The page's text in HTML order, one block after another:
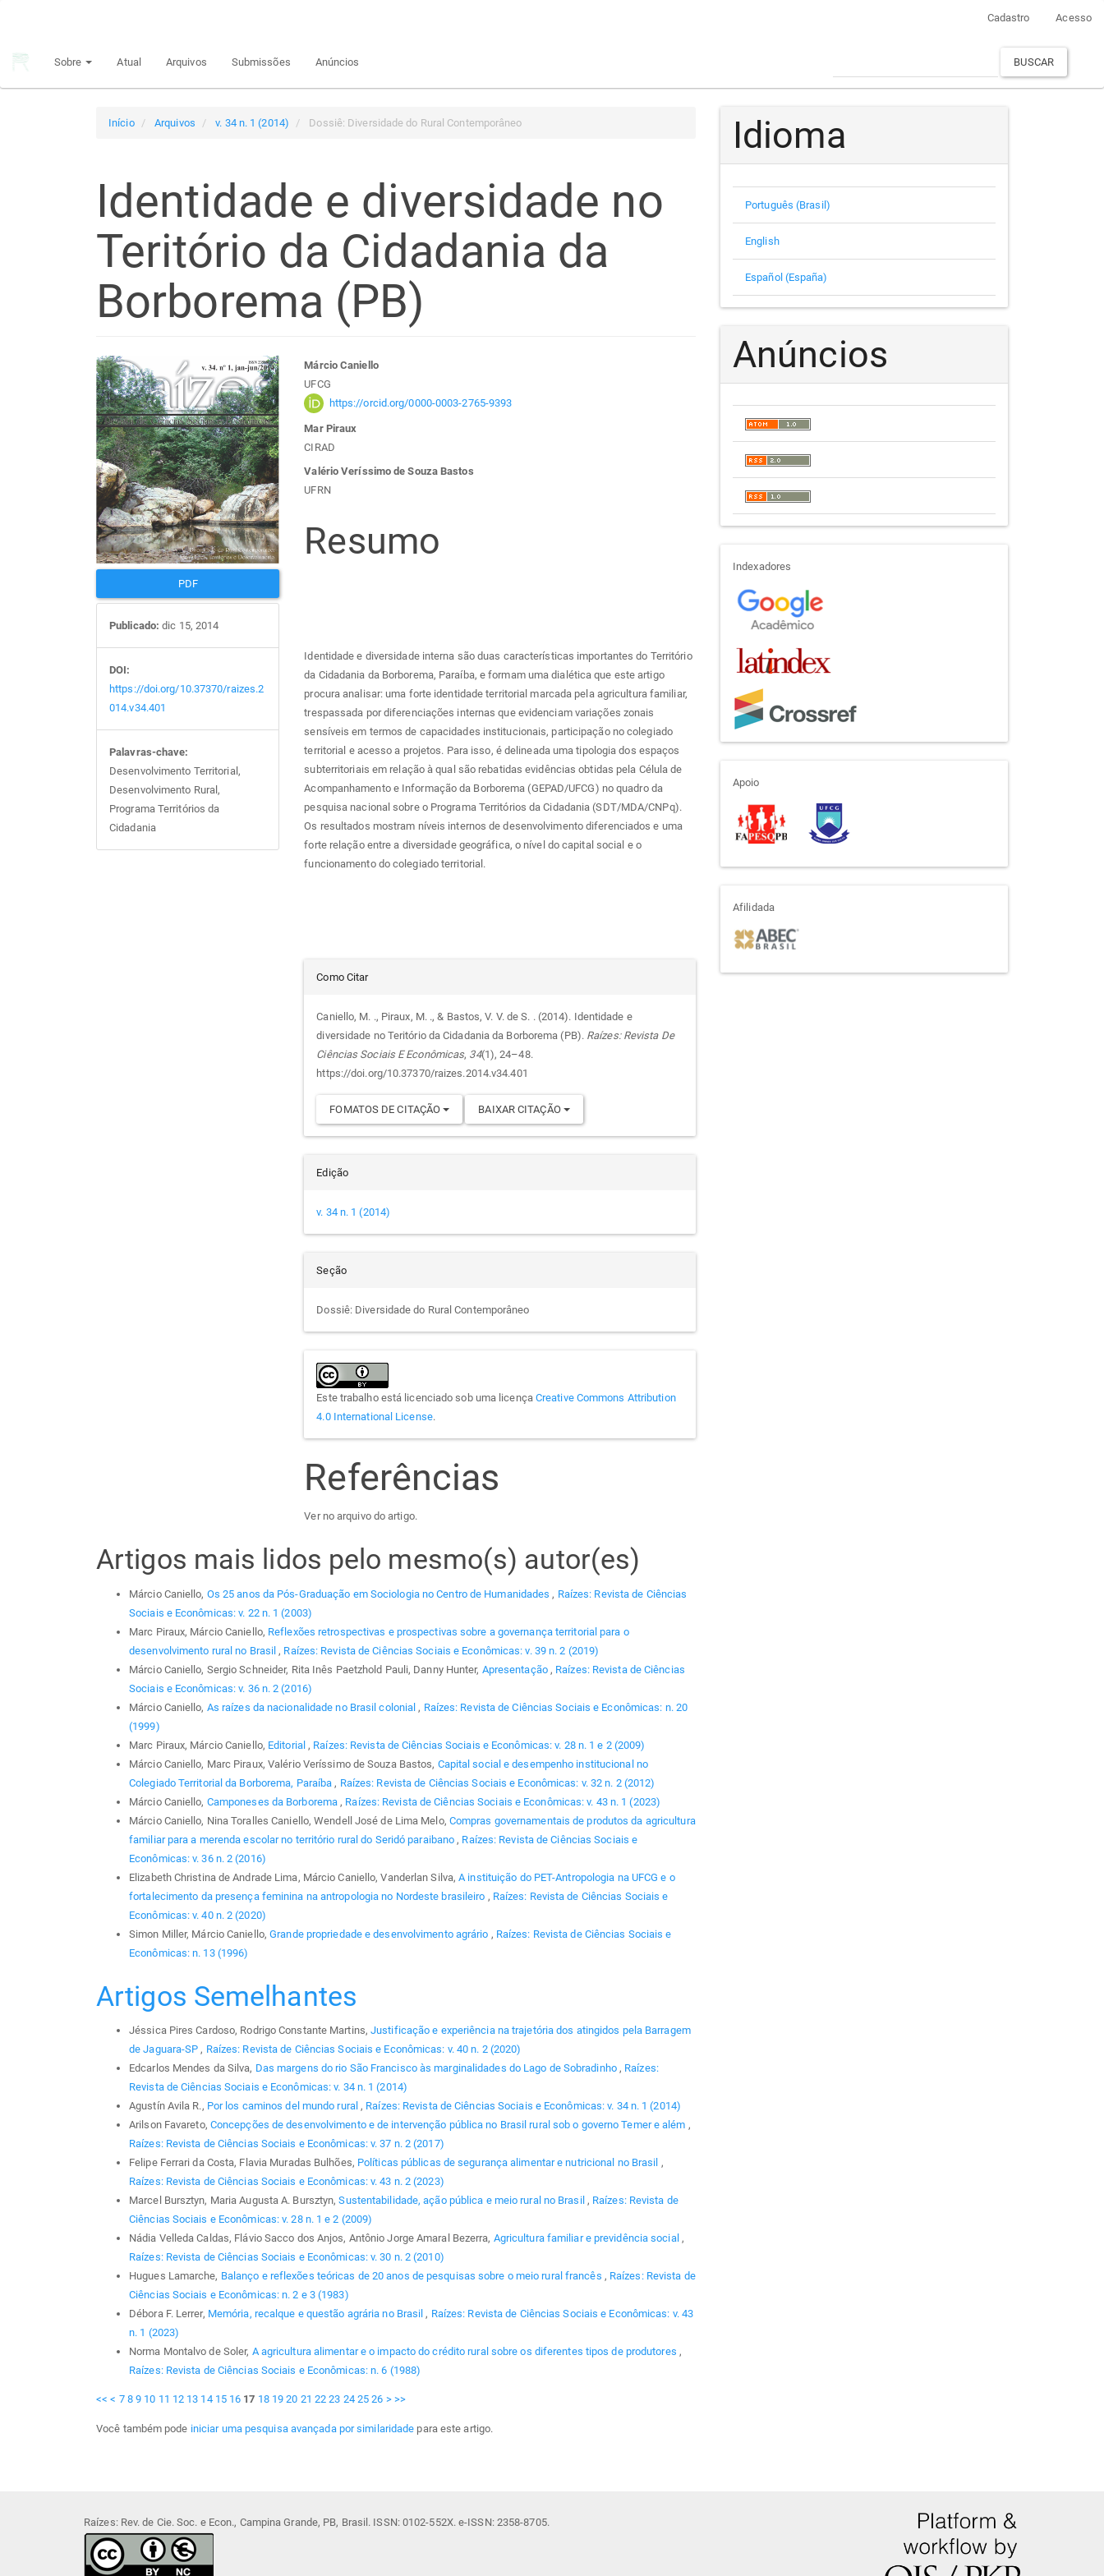
principal
Cadastro Acesso
Sobre Atual Arquivos Submissões Anúncios BUSCAR
Início Arquivos v. 34 n. 1 (2014) Dossiê: Diversidade do Rural Contemporâneo
Identidade e diversidade no
Teritório da Cidadania da
Borborema (PB)
Barra
lateral
de
artigos
PDF
Publicado: dic 15, 2014
DOI:
https://doi.org/10.37370/raizes.2
014.v34.401
Palavras-chave:
Desenvolvimento Territorial,
Desenvolvimento Rural,
Programa Territórios da
Cidadania
Conteúdo
do
artigo
principal
Márcio Caniello
UFCG
https://orcid.org/0000-0003-2765-9393
Mar Piraux
CIRAD
Valério Veríssimo de Souza Bastos
UFRN
Resumo
Identidade e diversidade interna são duas características importantes do Território
da Cidadania da Borborema, Paraíba, e formam uma dialética que este artigo
procura analisar: uma forte identidade territorial marcada pela agricultura familiar,
trespassada por diferenciações internas que evidenciam variações zonais
sensíveis em termos de capacidades institucionais, participação no colegiado
territorial e acesso a projetos. Para isso, é delineada uma tipologia dos espaços
subterritoriais em relação à qual são rebatidas evidências obtidas pela Célula de
Acompanhamento e Informação da Borborema (GEPAD/UFCG) no quadro da
pesquisa nacional sobre o Programa Territórios da Cidadania (SDT/MDA/CNPq).
Os resultados mostram níveis internos de desenvolvimento diferenciados e uma
forte relação entre a diversidade geográfica, o nível do capital social e o
funcionamento do colegiado territorial.
Detalhes
do
artigo
Como Citar
Caniello, M. ., Piraux, M. ., & Bastos, V. V. de S. . (2014). Identidade e
diversidade no Teritório da Cidadania da Borborema (PB). Raízes: Revista De
Ciências Sociais E Econômicas, 34(1), 24–48.
https://doi.org/10.37370/raizes.2014.v34.401
FOMATOS DE CITAÇÃO BAIXAR CITAÇÃO
Edição
v. 34 n. 1 (2014)
Seção
Dossiê: Diversidade do Rural Contemporâneo
Este trabalho está licenciado sob uma licença Creative Commons Attribution
4.0 International License.
Referências
Ver no arquivo do artigo.
Artigos mais lidos pelo mesmo(s) autor(es)
Márcio Caniello, Os 25 anos da Pós-Graduação em Sociologia no Centro de Humanidades , Raízes: Revista de Ciências
Sociais e Econômicas: v. 22 n. 1 (2003)
Marc Piraux, Márcio Caniello, Reflexões retrospectivas e prospectivas sobre a governança territorial para o
desenvolvimento rural no Brasil , Raízes: Revista de Ciências Sociais e Econômicas: v. 39 n. 2 (2019)
Márcio Caniello, Sergio Schneider, Rita Inês Paetzhold Pauli, Danny Hunter, Apresentação , Raízes: Revista de Ciências
Sociais e Econômicas: v. 36 n. 2 (2016)
Márcio Caniello, As raízes da nacionalidade no Brasil colonial , Raízes: Revista de Ciências Sociais e Econômicas: n. 20
(1999)
Marc Piraux, Márcio Caniello, Editorial , Raízes: Revista de Ciências Sociais e Econômicas: v. 28 n. 1 e 2 (2009)
Márcio Caniello, Marc Piraux, Valério Veríssimo de Souza Bastos, Capital social e desempenho institucional no
Colegiado Territorial da Borborema, Paraíba , Raízes: Revista de Ciências Sociais e Econômicas: v. 32 n. 2 (2012)
Márcio Caniello, Camponeses da Borborema , Raízes: Revista de Ciências Sociais e Econômicas: v. 43 n. 1 (2023)
Márcio Caniello, Nina Toralles Caniello, Wendell José de Lima Melo, Compras governamentais de produtos da agricultura
familiar para a merenda escolar no território rural do Seridó paraibano , Raízes: Revista de Ciências Sociais e
Econômicas: v. 36 n. 2 (2016)
Elizabeth Christina de Andrade Lima, Márcio Caniello, Vanderlan Silva,A instituição do PET-Antropologia na UFCG e o
fortalecimento da presença feminina na antropologia no Nordeste brasileiro , Raízes: Revista de Ciências Sociais e
Econômicas: v. 40 n. 2 (2020)
Simon Miller, Márcio Caniello,Grande propriedade e desenvolvimento agrário , Raízes: Revista de Ciências Sociais e
Econômicas: n. 13 (1996)
Artigos Semelhantes
Jéssica Pires Cardoso, Rodrigo Constante Martins,Justificação e experiência na trajetória dos atingidos pela Barragem
de Jaguara-SP, Raízes: Revista de Ciências Sociais e Econômicas: v. 40 n. 2 (2020)
Edcarlos Mendes da Silva, Das margens do rio São Francisco às marginalidades do Lago de Sobradinho , Raízes:
Revista de Ciências Sociais e Econômicas: v. 34 n. 1 (2014)
Agustín Avila R., Por los caminos del mundo rural, Raízes: Revista de Ciências Sociais e Econômicas: v. 34 n. 1 (2014)
Arilson Favareto, Concepções de desenvolvimento e de intervenção pública no Brasil rural sob o governo Temer e além ,
Raízes: Revista de Ciências Sociais e Econômicas: v. 37 n. 2 (2017)
Felipe Ferrari da Costa, Flavia Muradas Bulhões, Políticas públicas de segurança alimentar e nutricional no Brasil ,
Raízes: Revista de Ciências Sociais e Econômicas: v. 43 n. 2 (2023)
Marcel Bursztyn, Maria Augusta A. Bursztyn,Sustentabilidade, ação pública e meio rural no Brasil , Raízes: Revista de
Ciências Sociais e Econômicas: v. 28 n. 1 e 2 (2009)
Nádia Velleda Caldas, Flávio Sacco dos Anjos, Antônio Jorge Amaral Bezerra, Agricultura familiar e previdência social ,
Raízes: Revista de Ciências Sociais e Econômicas: v. 30 n. 2 (2010)
Hugues Lamarche, Balanço e reflexões teóricas de 20 anos de pesquisas sobre o meio rural francês , Raízes: Revista de
Ciências Sociais e Econômicas: n. 2 e 3 (1983)
Débora F. Lerrer, Memória, recalque e questão agrária no Brasil, Raízes: Revista de Ciências Sociais e Econômicas: v. 43
n. 1 (2023)
Norma Montalvo de Soler, A agricultura alimentar e o impacto do crédito rural sobre os diferentes tipos de produtores ,
Raízes: Revista de Ciências Sociais e Econômicas: n. 6 (1988)
<< < 7 8 9 10 11 12 13 14 15 16 17 18 19 20 21 22 23 24 25 26 > >>
Você também pode iniciar uma pesquisa avançada por similaridade para este artigo.
Idioma
Português (Brasil)
English
Español (España)
Anúncios
indexadores
Indexadores
apoio
Apoio
afiliada
Afilidada
Raízes: Rev. de Cie. Soc. e Econ., Campina Grande, PB, Brasil. ISSN: 0102-552X. e-ISSN: 2358-8705.